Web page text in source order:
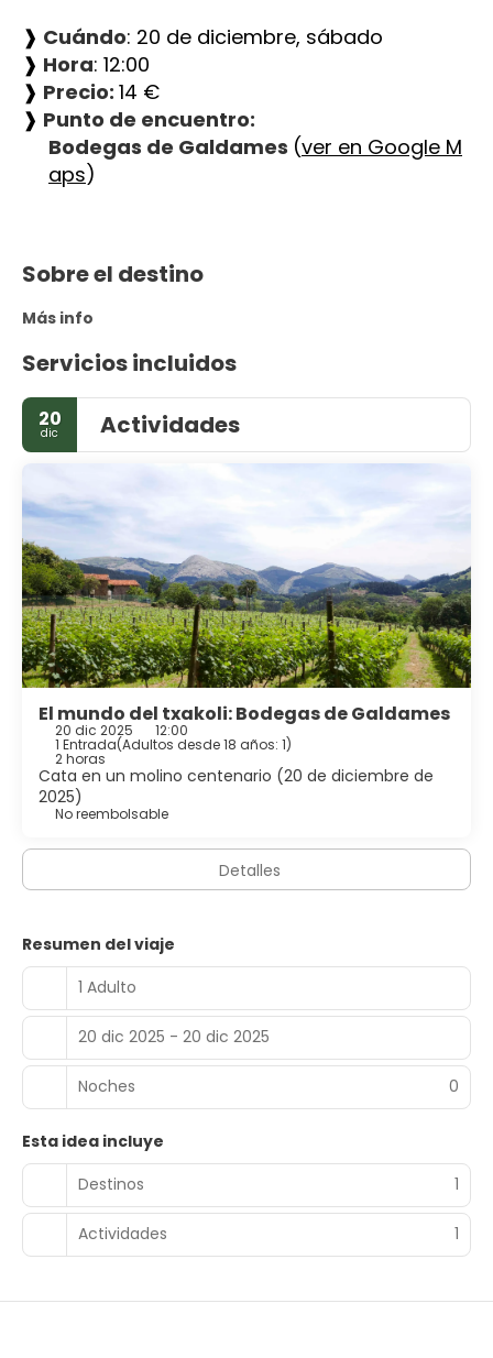
❱ Cuándo: 20 de diciembre, sábado
❱ Hora: 12:00
❱ Precio: 14 €
❱ Punto de encuentro:
Bodegas de Galdames (ver en Google M
aps)
Sobre el destino
Más info
Servicios incluidos
20
dic Actividades
El mundo del txakoli: Bodegas de Galdames
20 dic 2025 12:00
1 Entrada(Adultos desde 18 años: 1)
2 horas
Cata en un molino centenario (20 de diciembre de
2025)
No reembolsable
Detalles
Resumen del viaje
1 Adulto
20 dic 2025 - 20 dic 2025
Noches 0
Esta idea incluye
Destinos
1
Actividades 1